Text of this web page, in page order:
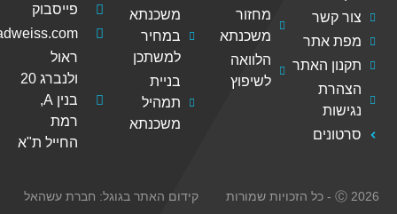
האתר
מחזור
משכנתא
הלוואה
משכנתא
במחיר
למשתכן
בניית
פייסבוק
ohad@ohadweiss.com
ראול
רמת
קידום האתר בגוגל: חברת עשהאל